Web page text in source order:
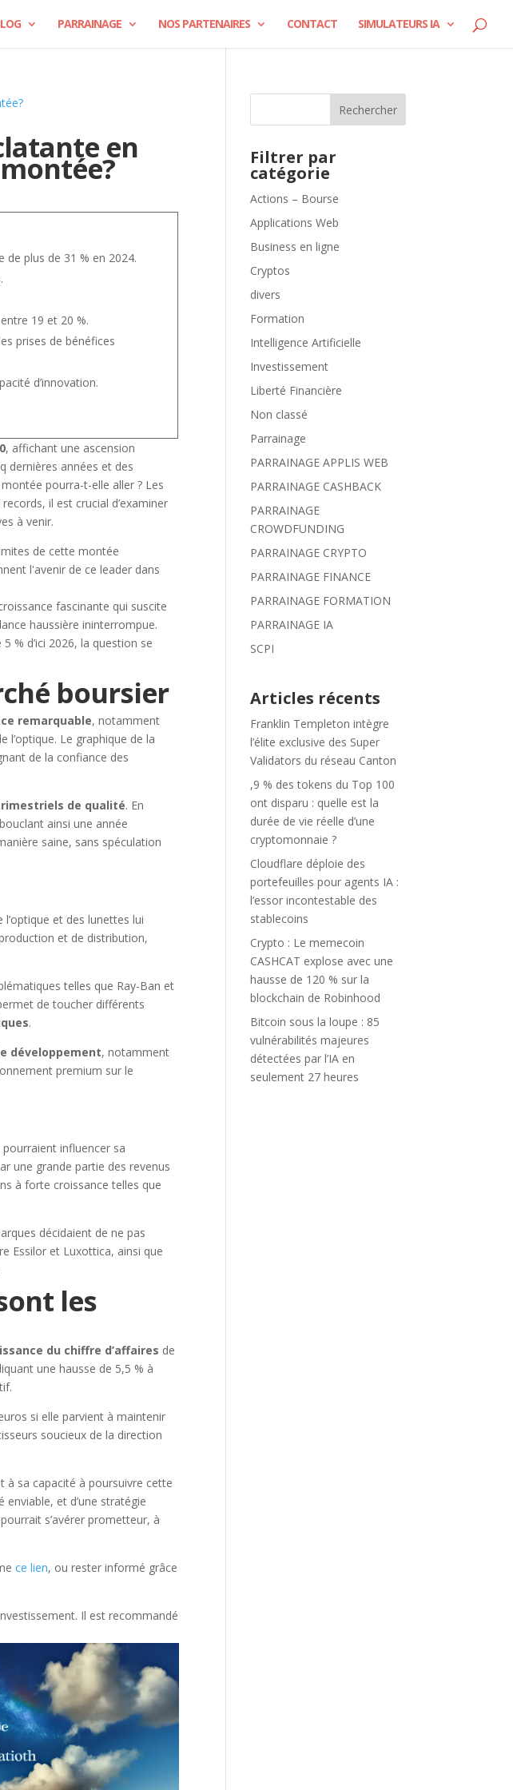
PARRAINAGE NOS PARTENAIRES CONTACT SIMULATEURS IA
en
de plus de 31 % en 2024.
19 et 20 %.
prises de bénéfices
d’innovation.
, affichant une ascension
dernières années et des
pourra-t-elle aller ? Les
il est crucial d’examiner
à venir.
fascinante qui suscite
haussière ininterrompue.
% d’ici 2026, la question se
boursier
remarquable, notamment
l’optique. Le graphique de la
de la confiance des
de qualité. En
ainsi une année
saine, sans spéculation
et des lunettes lui
et de distribution,
telles que Ray-Ban et
de toucher différents
.
développement, notamment
premium sur le
pourraient influencer sa
une grande partie des revenus
à forte croissance telles que
décidaient de ne pas
Essilor et Luxottica, ainsi que
les
du chiffre d’affaires de
une hausse de 5,5 % à
si elle parvient à maintenir
soucieux de la direction
à sa capacité à poursuivre cette
et d’une stratégie
s’avérer prometteur, à
ce lien, ou rester informé grâce
Il est recommandé
Rechercher
Filtrer par
catégorie
Actions – Bourse
Applications Web
Business en ligne
Cryptos
divers
Formation
Intelligence Artificielle
Investissement
Liberté Financière
Non classé
Parrainage
PARRAINAGE APPLIS WEB
PARRAINAGE CASHBACK
PARRAINAGE
CROWDFUNDING
PARRAINAGE CRYPTO
PARRAINAGE FINANCE
PARRAINAGE FORMATION
PARRAINAGE IA
SCPI
Articles récents
Franklin Templeton intègre
l’élite exclusive des Super
Validators du réseau Canton
,9 % des tokens du Top 100
ont disparu : quelle est la
durée de vie réelle d’une
cryptomonnaie ?
Cloudflare déploie des
portefeuilles pour agents IA :
l’essor incontestable des
stablecoins
Crypto : Le memecoin
CASHCAT explose avec une
hausse de 120 % sur la
blockchain de Robinhood
Bitcoin sous la loupe : 85
vulnérabilités majeures
détectées par l’IA en
seulement 27 heures